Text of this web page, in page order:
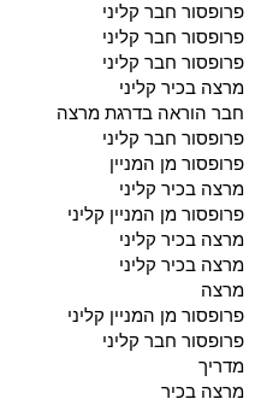
פרופסור חבר קליני
פרופסור חבר קליני
פרופסור חבר קליני
מרצה בכיר קליני
חבר הוראה בדרגת מרצה
פרופסור חבר קליני
פרופסור מן המניין
מרצה בכיר קליני
פרופסור מן המניין קליני
מרצה בכיר קליני
מרצה בכיר קליני
מרצה
פרופסור מן המניין קליני
פרופסור חבר קליני
מדריך
מרצה בכיר